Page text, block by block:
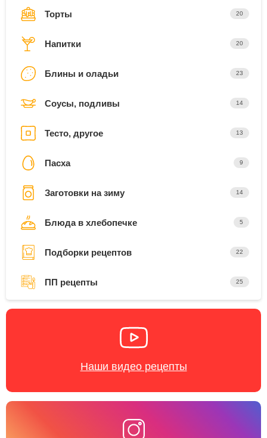
Торты 20
Напитки 20
Блины и оладьи 23
Соусы, подливы 14
Тесто, другое 13
Пасха 9
Заготовки на зиму 14
Блюда в хлебопечке 5
Подборки рецептов 22
ПП рецепты 25
Наши видео рецепты